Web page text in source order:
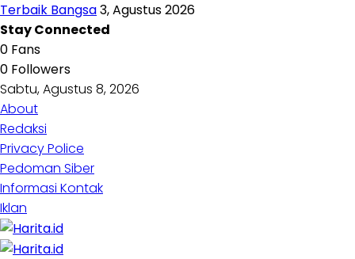
Terbaik Bangsa3, Agustus 2026
Stay Connected
0 Fans
0 Followers
Sabtu, Agustus 8, 2026
About
Redaksi
Privacy Police
Pedoman Siber
Informasi Kontak
Iklan